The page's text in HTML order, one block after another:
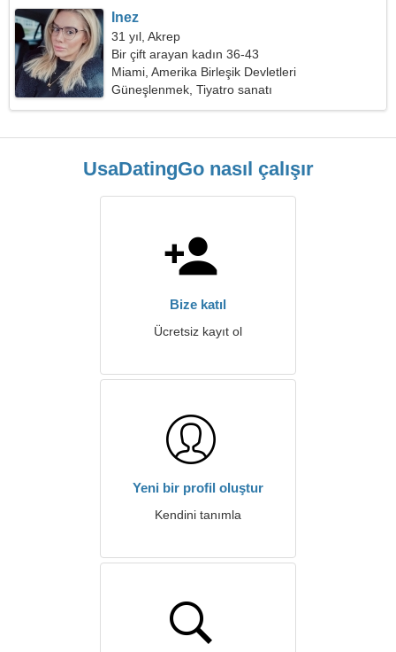
Inez
31 yıl, Akrep
Bir çift arayan kadın 36-43
Miami, Amerika Birleşik Devletleri
Güneşlenmek, Tiyatro sanatı
UsaDatingGo nasıl çalışır
Bize katıl
Ücretsiz kayıt ol
Yeni bir profil oluştur
Kendini tanımla